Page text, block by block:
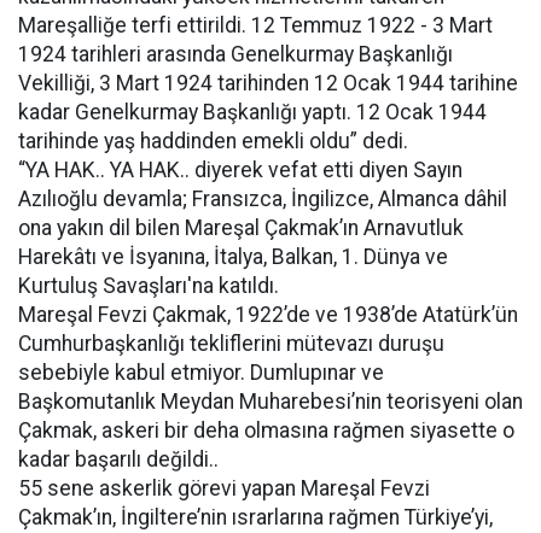
Mareşalliğe terfi ettirildi. 12 Temmuz 1922 - 3 Mart
1924 tarihleri arasında Genelkurmay Başkanlığı
Vekilliği, 3 Mart 1924 tarihinden 12 Ocak 1944 tarihine
kadar Genelkurmay Başkanlığı yaptı. 12 Ocak 1944
tarihinde yaş haddinden emekli oldu” dedi.
“YA HAK.. YA HAK.. diyerek vefat etti diyen Sayın
Azılıoğlu devamla; Fransızca, İngilizce, Almanca dâhil
ona yakın dil bilen Mareşal Çakmak’ın Arnavutluk
Harekâtı ve İsyanına, İtalya, Balkan, 1. Dünya ve
Kurtuluş Savaşları'na katıldı.
Mareşal Fevzi Çakmak, 1922’de ve 1938’de Atatürk’ün
Cumhurbaşkanlığı tekliflerini mütevazı duruşu
sebebiyle kabul etmiyor. Dumlupınar ve
Başkomutanlık Meydan Muharebesi’nin teorisyeni olan
Çakmak, askeri bir deha olmasına rağmen siyasette o
kadar başarılı değildi..
55 sene askerlik görevi yapan Mareşal Fevzi
Çakmak’ın, İngiltere’nin ısrarlarına rağmen Türkiye’yi,